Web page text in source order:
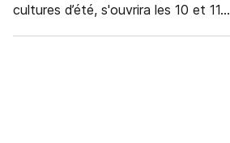
cultures d’été, s'ouvrira les 10 et 11...